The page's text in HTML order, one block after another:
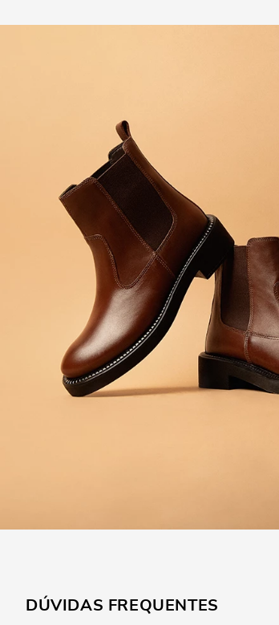
DÚVIDAS FREQUENTES